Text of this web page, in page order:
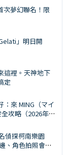
次夢幻聯名！限
」明日開
這裡。天神地下
定
：來 MING（マイ
攻略（2026年
偵探柯南樂園
、角色拍照會、